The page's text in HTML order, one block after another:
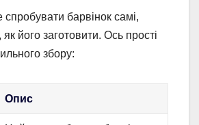
барвінок самі,
його заготовити. Ось прості
збору:
Опис